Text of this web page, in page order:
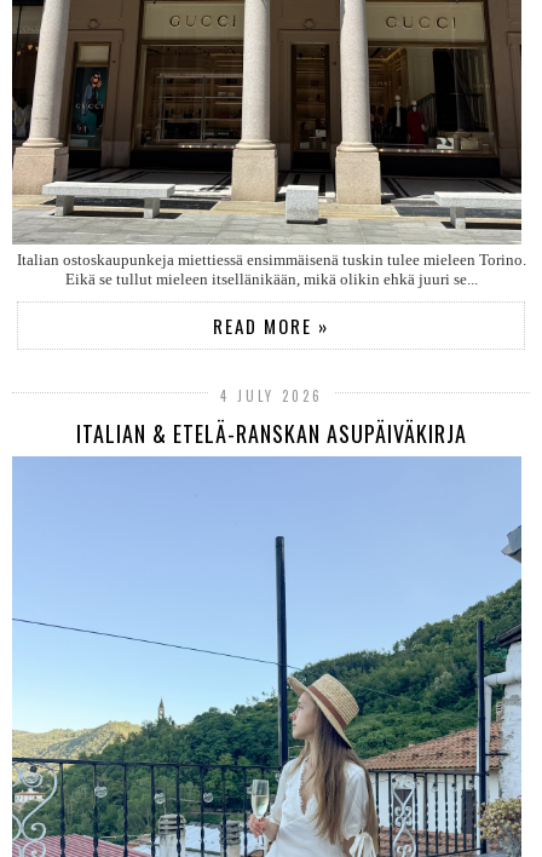
Italian ostoskaupunkeja miettiessä ensimmäisenä tuskin tulee mieleen Torino.
Eikä se tullut mieleen itsellänikään, mikä olikin ehkä juuri se...
READ MORE »
4 JULY 2026
ITALIAN & ETELÄ-RANSKAN ASUPÄIVÄKIRJA